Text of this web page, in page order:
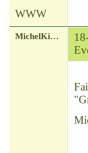
WWW
MichelKirsch